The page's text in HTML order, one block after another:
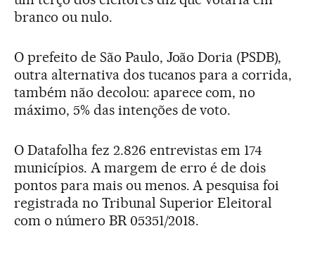
branco ou nulo.
O prefeito de São Paulo, João Doria (PSDB),
outra alternativa dos tucanos para a corrida,
também não decolou: aparece com, no
máximo, 5% das intenções de voto.
O Datafolha fez 2.826 entrevistas em 174
municípios. A margem de erro é de dois
pontos para mais ou menos. A pesquisa foi
registrada no Tribunal Superior Eleitoral
com o número BR 05351/2018.